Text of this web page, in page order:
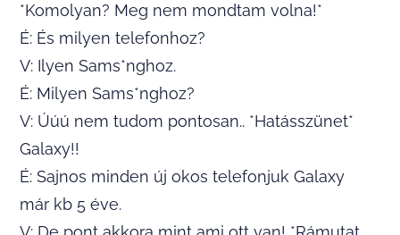
*Komolyan? Meg nem mondtam volna!*
É: És milyen telefonhoz?
V: Ilyen Sams*nghoz.
É: Milyen Sams*nghoz?
V: Úúú nem tudom pontosan.. *Hatásszünet*
Galaxy!!
É: Sajnos minden új okos telefonjuk Galaxy
már kb 5 éve.